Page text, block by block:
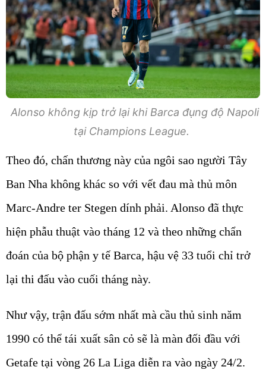
Alonso không kịp trở lại khi Barca đụng độ Napoli
tại Champions League.
Theo đó, chấn thương này của ngôi sao người Tây
Ban Nha không khác so với vết đau mà thủ môn
Marc-Andre ter Stegen dính phải. Alonso đã thực
hiện phẫu thuật vào tháng 12 và theo những chẩn
đoán của bộ phận y tế Barca, hậu vệ 33 tuổi chỉ trở
lại thi đấu vào cuối tháng này.
Như vậy, trận đấu sớm nhất mà cầu thủ sinh năm
1990 có thể tái xuất sân cỏ sẽ là màn đối đầu với
Getafe tại vòng 26 La Liga diễn ra vào ngày 24/2.